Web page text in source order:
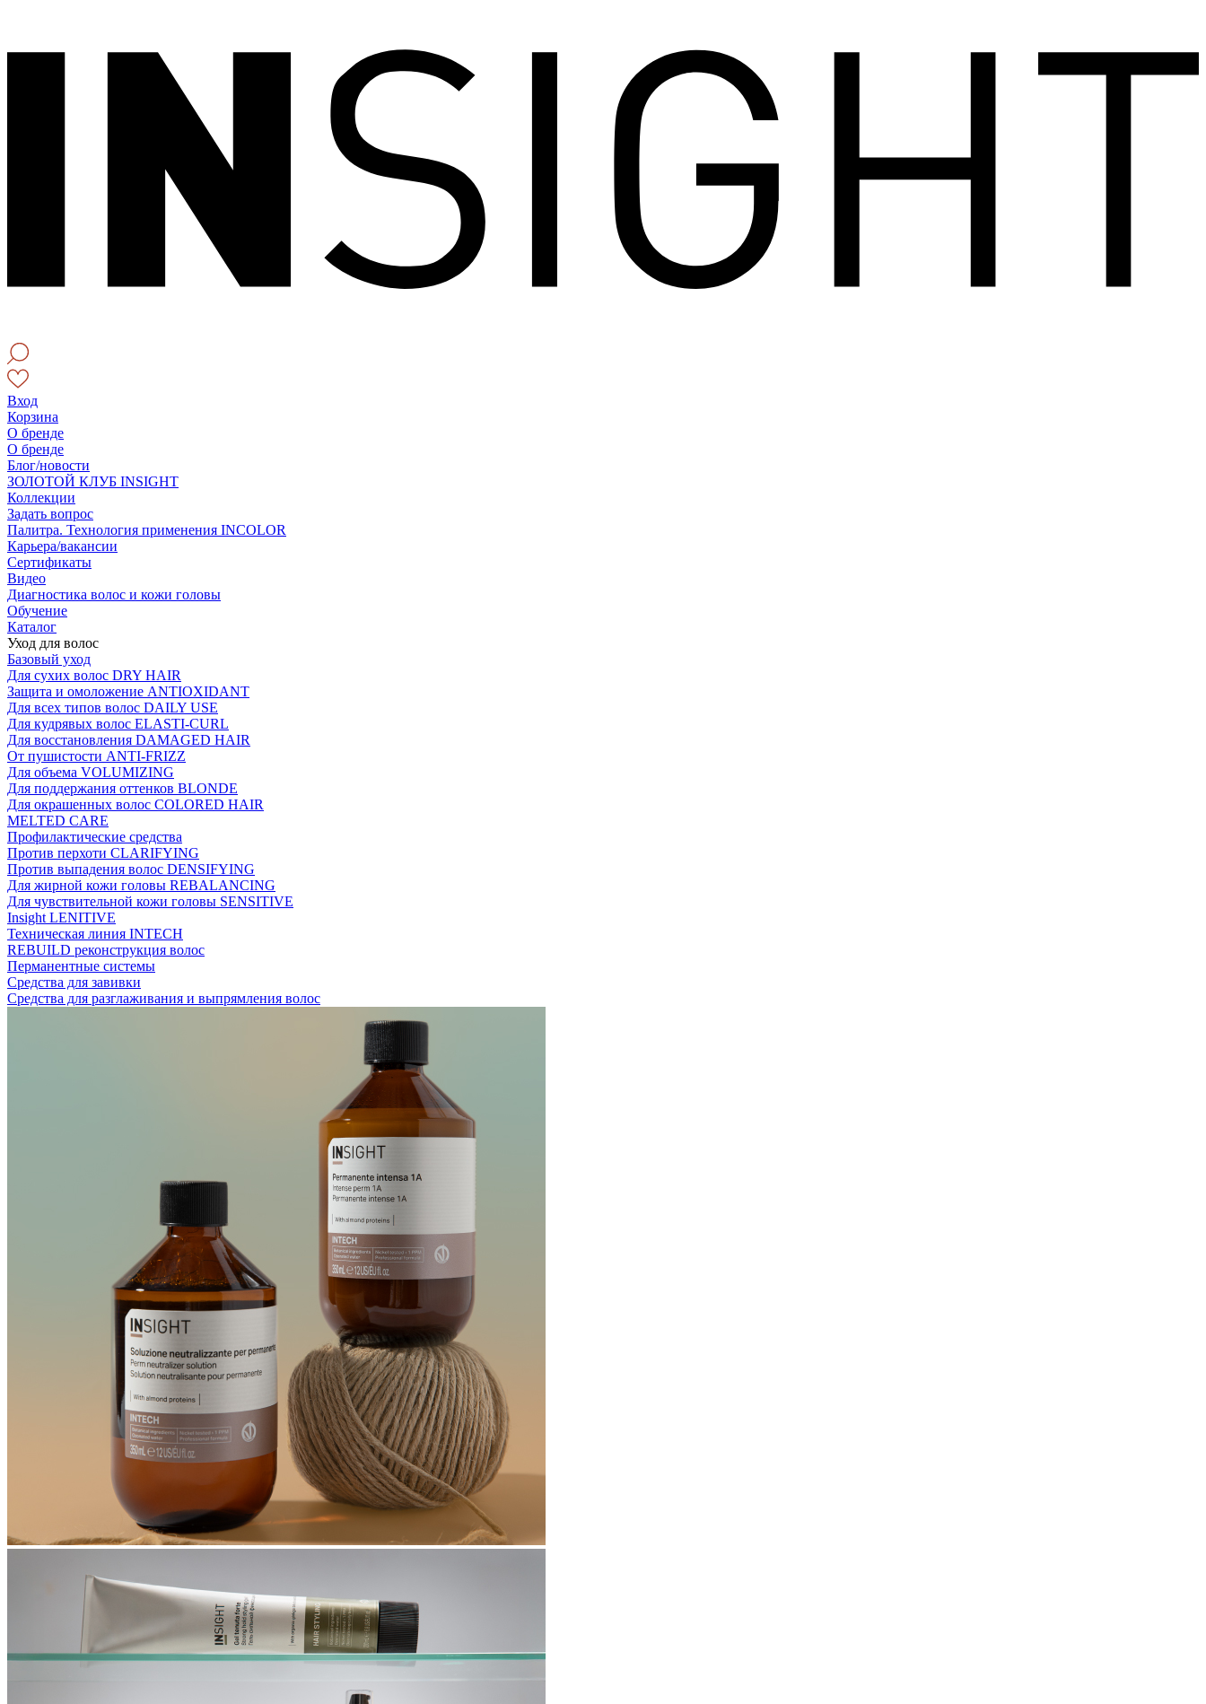
Вход
Корзина
О бренде
О бренде
Блог/новости
ЗОЛОТОЙ КЛУБ INSIGHT
Коллекции
Задать вопрос
Палитра. Технология применения INCOLOR
Карьера/вакансии
Сертификаты
Видео
Диагностика волос и кожи головы
Обучение
Каталог
Уход для волос
Базовый уход
Для сухих волос DRY HAIR
Защита и омоложение ANTIOXIDANT
Для всех типов волос DAILY USE
Для кудрявых волос ELASTI-CURL
Для восстановления DAMAGED HAIR
От пушистости ANTI-FRIZZ
Для объема VOLUMIZING
Для поддержания оттенков BLONDE
Для окрашенных волос COLORED HAIR
MELTED CARE
Профилактические средства
Против перхоти CLARIFYING
Против выпадения волос DENSIFYING
Для жирной кожи головы REBALANCING
Для чувствительной кожи головы SENSITIVE
Insight LENITIVE
Техническая линия INTECH
REBUILD реконструкция волос
Перманентные системы
Средства для завивки
Средства для разглаживания и выпрямления волос